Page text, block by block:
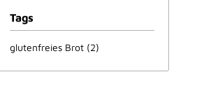
Tags
glutenfreies Brot (2)